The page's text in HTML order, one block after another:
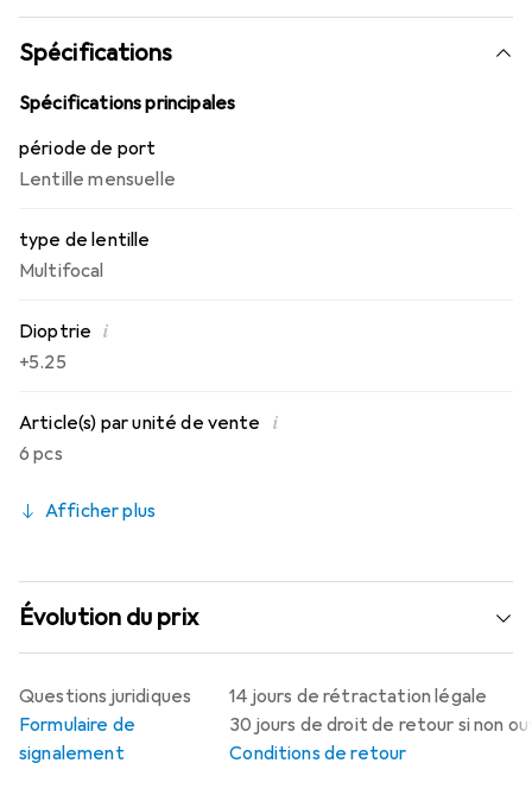
surface oculaire et, par conséquent, un confort de port
durable. Grâce à la technologie Precision Transition
Design, une vision nette à toutes les distances est
rendue possible.
Spécifications
Spécifications principales
période de port
Lentille mensuelle
type de lentille
Multifocal
Dioptrie i
+5.25
Article(s) par unité de vente i
6 pcs
Afficher plus
Évolution du prix
14 jours de rétractation légale
30 jours de droit de retour si non
Conditions de retour
Questions juridiques
Formulaire de
signalement